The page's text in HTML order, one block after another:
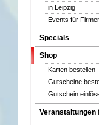
in Leipzig
Events für
Specials
Shop
Karten bestellen
Gutscheine
Gutschein
Veranstaltungen